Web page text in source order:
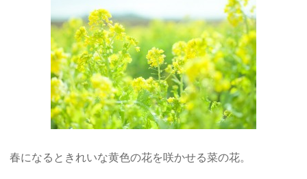
春になるときれいな黄色の花を咲かせる菜の花。